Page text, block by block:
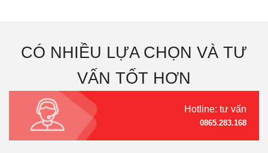
CÓ NHIỀU LỰA CHỌN VÀ TƯ
VẤN TỐT HƠN
Hotline: tư vấn
0865.283.168